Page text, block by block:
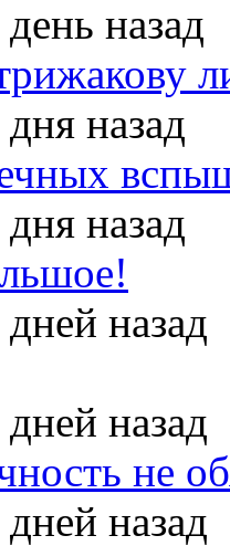
назад
назад
назад
назад
назад
не
назад